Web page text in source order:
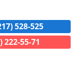
528-525
55-71